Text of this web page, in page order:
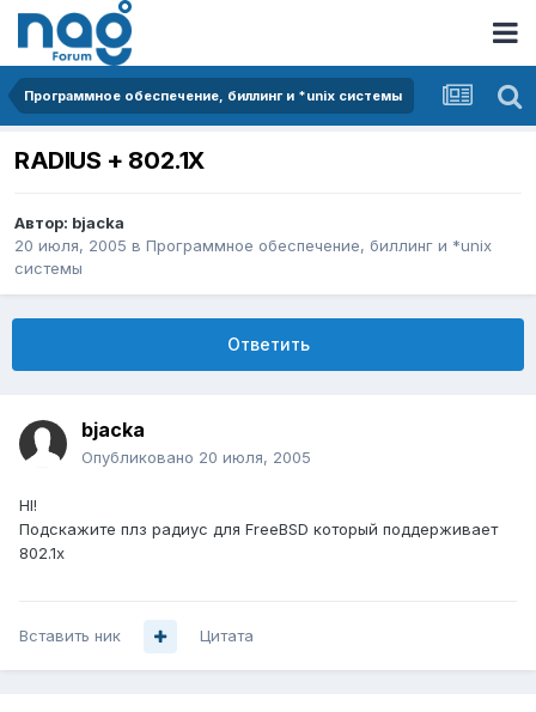
Программное обеспечение, биллинг и *unix системы
RADIUS + 802.1X
Автор: bjacka
20 июля, 2005 в Программное обеспечение, биллинг и *unix
системы
Ответить
bjacka
Опубликовано 20 июля, 2005
HI!
Подскажите плз радиус для FreeBSD который поддерживает
802.1х
Вставить ник Цитата